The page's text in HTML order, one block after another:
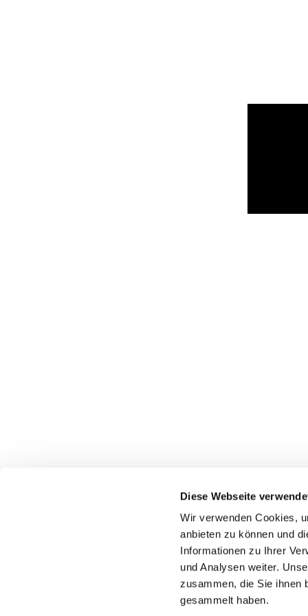
Diese Webseite
Wir verwenden Cookies,
anbieten zu können und
Informationen zu Ihrer
und Analysen weiter.
zusammen, die Sie ihnen
gesammelt haben.